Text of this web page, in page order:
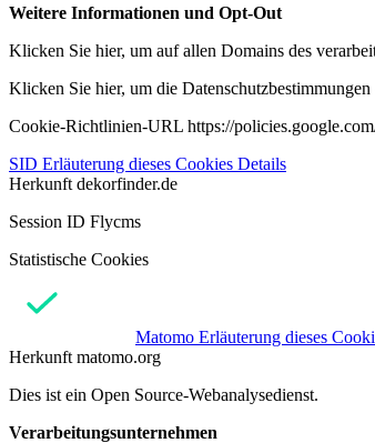
Weitere Informationen und Opt-Out
Klicken Sie hier, um auf allen Domains des
Klicken Sie hier, um die
Cookie-Richtlinien-URL https://
SID Erläuterung dieses Cookies Details
Herkunft dekorfinder.de
Session ID Flycms
Statistische Cookies
Matomo Erläuterung dieses
Herkunft matomo.org
Dies ist ein Open Source-Webanalysedienst.
Verarbeitungsunternehmen